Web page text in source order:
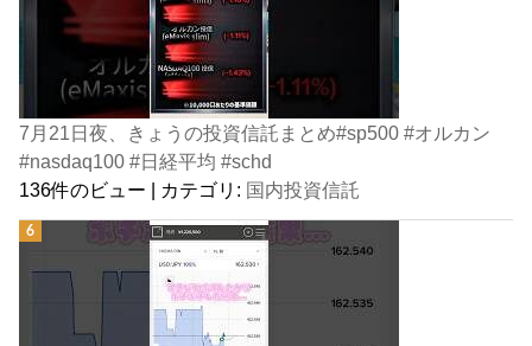
7月21日夜、きょうの投資信託まとめ#sp500 #オルカン
#nasdaq100 #日経平均 #schd
136件のビュー | カテゴリ: 国内投資信託